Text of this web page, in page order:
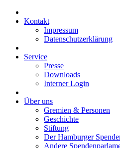
Kontakt
Impressum
Datenschutzerklärung
Service
Presse
Downloads
Interner Login
Über uns
Gremien & Personen
Geschichte
Stiftung
Der Hamburger
Andere